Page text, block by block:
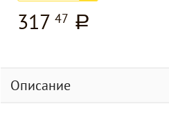
317 47 a
Описание